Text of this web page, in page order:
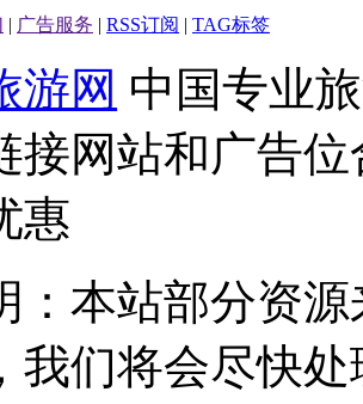
| 广告服务 | RSS订阅 | TAG标签
游网 中国专业
接网站和广告
惠
：本站部分资
我们将会尽快